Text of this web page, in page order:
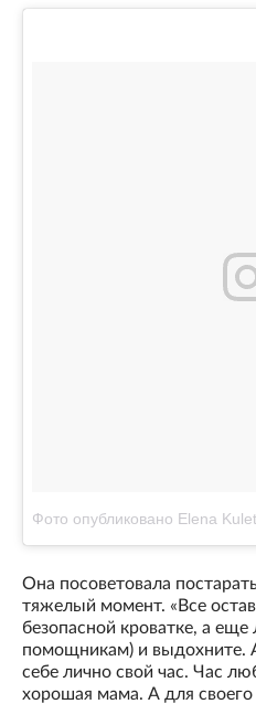
Фото опубликовано Elena
Она посоветовала
тяжелый момент. «Все
безопасной кроватке, а еще
помощникам) и выдохните.
себе лично свой час. Час
хорошая мама. А для